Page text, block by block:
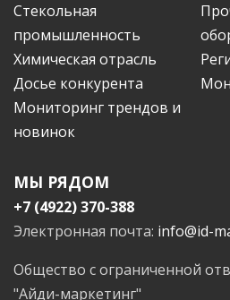
Стекольная
промышленность
Химическая отрасль
Досье конкурента
Мониторинг трендов и
новинок
МЫ РЯДОМ
+7 (4922) 370-388
Электронная почта: info@id-
Общество с ограниченной
"Айди-маркетинг"